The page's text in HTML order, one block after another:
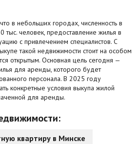
в небольших городах, численность в
тыс. человек, предоставление жилья в
с привлечением специалистов. С
такой недвижимости стоит на особом
открытым. Основная цель сегодня —
для аренды, которого будет
персонала. В 2025 году
конкретные условия выкупа жилой
для аренды.
квартиру в Минске